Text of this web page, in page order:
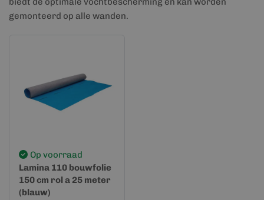
gemonteerd op alle wanden.
Op voorraad
Lamina 110 bouwfolie
150 cm rol a 25 meter
(blauw)